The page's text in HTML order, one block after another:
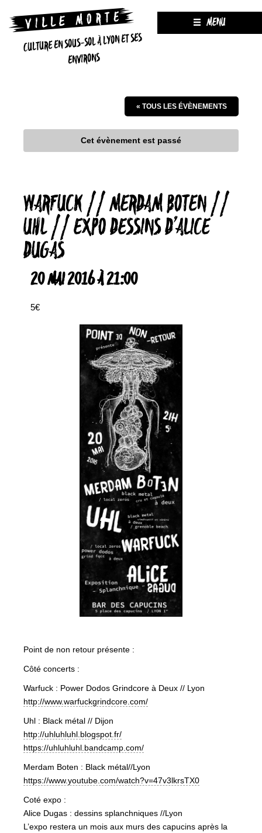
CULTURE EN SOUS-SOL À LYON ET SES
ENVIRONS
MENU
« TOUS LES ÉVÈNEMENTS
Cet évènement est passé
WARFUCK // MERDAM BOTEN //
UHL // EXPO DESSINS D’ALICE
DUGAS
20 MAI 2016 À 21:00
5€
Point de non retour présente :
Côté concerts :
Warfuck : Power Dodos Grindcore à Deux // Lyon
http://www.warfuckgrindcore.com/
Uhl : Black métal // Dijon
http://uhluhluhl.blogspot.fr/
https://uhluhluhl.bandcamp.com/
Merdam Boten : Black métal//Lyon
https://www.youtube.com/watch?v=47v3lkrsTX0
Coté expo :
Alice Dugas : dessins splanchniques //Lyon
L’expo restera un mois aux murs des capucins après la